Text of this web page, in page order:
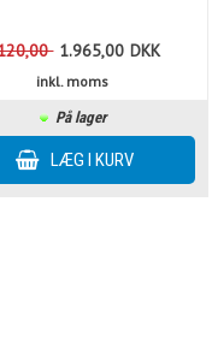
1.965,00 DKK
inkl. moms
På lager